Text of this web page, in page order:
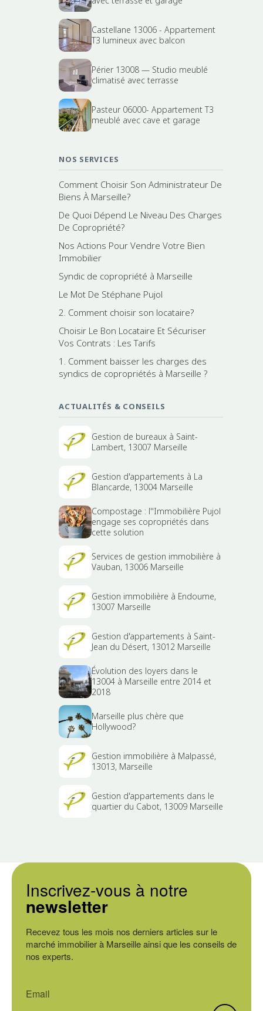
Castellane 13006 - Appartement
T3 lumineux avec balcon
Périer 13008 — Studio meublé
climatisé avec terrasse
Pasteur 06000- Appartement T3
meublé avec cave et garage
NOS SERVICES
Comment Choisir Son Administrateur De
Biens À Marseille?
De Quoi Dépend Le Niveau Des Charges
De Copropriété?
Nos Actions Pour Vendre Votre Bien
Immobilier
Syndic de copropriété à Marseille
Le Mot De Stéphane Pujol
2. Comment choisir son locataire?
Choisir Le Bon Locataire Et Sécuriser
Vos Contrats : Les Tarifs
1. Comment baisser les charges des
syndics de copropriétés à Marseille ?
ACTUALITÉS & CONSEILS
Gestion de bureaux à Saint-
Lambert, 13007 Marseille
Gestion d'appartements à La
Blancarde, 13004 Marseille
Compostage : l''Immobilière Pujol
engage ses copropriétés dans
cette solution
Services de gestion immobilière à
Vauban, 13006 Marseille
Gestion immobilière à Endoume,
13007 Marseille
Gestion d'appartements à Saint-
Jean du Désert, 13012 Marseille
Évolution des loyers dans le
13004 à Marseille entre 2014 et
2018
Marseille plus chère que
Hollywood?
Gestion immobilière à Malpassé,
13013, Marseille
Gestion d'appartements dans le
quartier du Cabot, 13009 Marseille
Inscrivez-vous à notre
newsletter
Recevez tous les mois nos derniers articles sur le
marché immobilier à Marseille ainsi que les conseils de
nos experts.